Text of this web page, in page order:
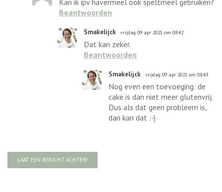
Beantwoorden
Smakelijck vrijdag 09 apr 2021 om 08:42
Dat kan zeker.
Beantwoorden
Smakelijck vrijdag 09 apr 2021 om 08:43
Nog even een toevoeging: de
cake is dan niet meer glutenvrij.
Dus als dat geen probleem is,
dan kan dat :-)
LAAT EEN BERICHT ACHTER!